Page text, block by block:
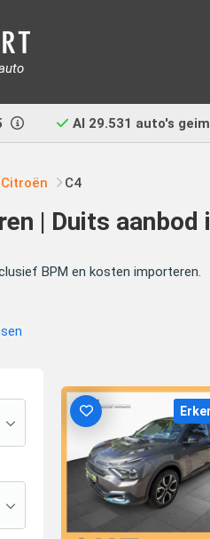
Al 29.531 auto's
Citroën C4
| Duits aanbod
BPM en kosten importeren.